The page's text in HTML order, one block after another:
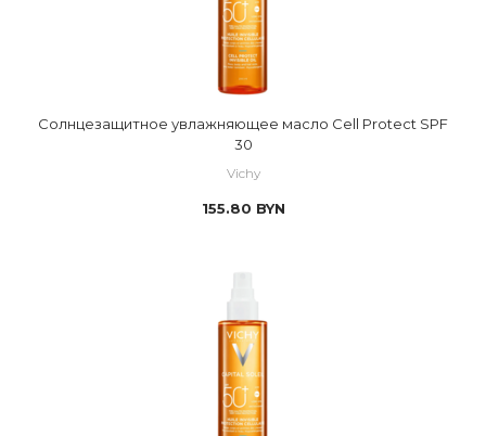
Солнцезащитное увлажняющее масло Cell Protect SPF
30
Vichy
155.80 BYN